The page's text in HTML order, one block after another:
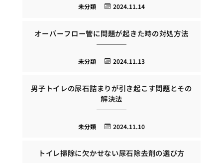
2024.11.14
未分類
オーバーフロー管に問題が起きた時の対処方法
2024.11.13
未分類
男子トイレの尿石詰まりが引き起こす問題とその
解決法
2024.11.10
未分類
トイレ掃除に欠かせない尿石除去剤の選び方